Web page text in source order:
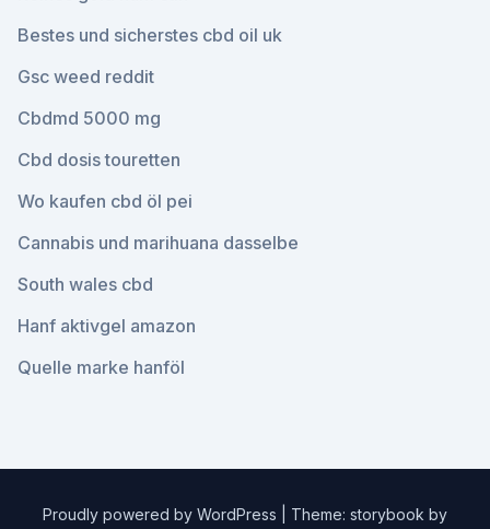
Bestes und sicherstes cbd oil uk
Gsc weed reddit
Cbdmd 5000 mg
Cbd dosis touretten
Wo kaufen cbd öl pei
Cannabis und marihuana dasselbe
South wales cbd
Hanf aktivgel amazon
Quelle marke hanföl
Proudly powered by WordPress
Theme: storybook by